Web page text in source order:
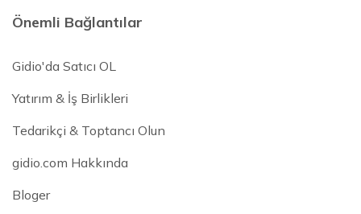
Önemli Bağlantılar
Gidio'da Satıcı OL
Yatırım & İş Birlikleri
Tedarikçi & Toptancı Olun
gidio.com Hakkında
Bloger